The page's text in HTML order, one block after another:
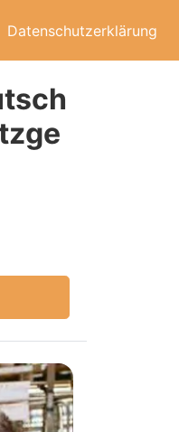
Datenschutzerklärung